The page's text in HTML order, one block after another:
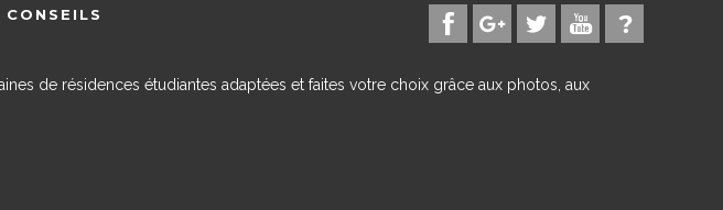
CONSEILS
de résidences étudiantes adaptées et faites votre choix grâce aux photos, aux